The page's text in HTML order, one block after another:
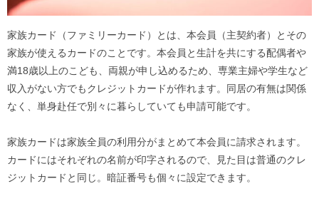
家族カード（ファミリーカード）とは、本会員（主契約者）とその
家族が使えるカードのことです。本会員と生計を共にする配偶者や
満18歳以上のこども、両親が申し込めるため、専業主婦や学生など
収入がない方でもクレジットカードが作れます。同居の有無は関係
なく、単身赴任で別々に暮らしていても申請可能です。
家族カードは家族全員の利用分がまとめて本会員に請求されます。
カードにはそれぞれの名前が印字されるので、見た目は普通のクレ
ジットカードと同じ。暗証番号も個々に設定できます。